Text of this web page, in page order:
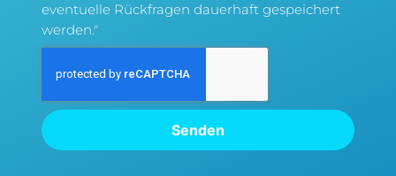
eventuelle Rückfragen dauerhaft gespeichert
werden."
Senden